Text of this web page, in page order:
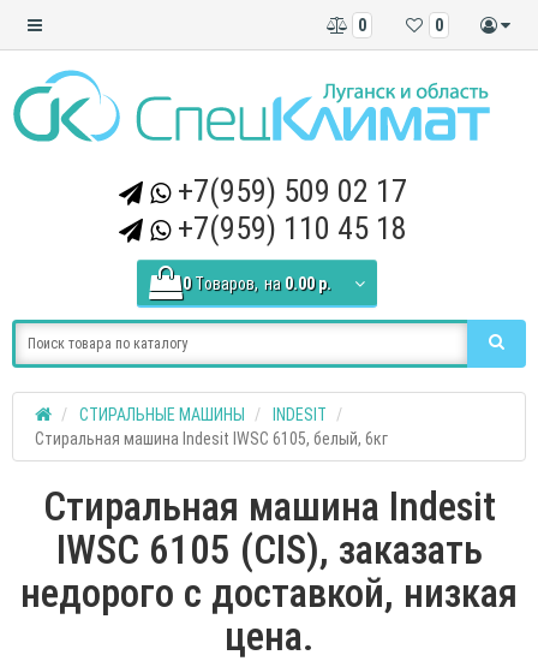
0
0
+7(959) 509 02 17
+7(959) 110 45 18
0 Tоваров, на 0.00 р.
СТИРАЛЬНЫЕ МАШИНЫ
INDESIT
Стиральная машина Indesit IWSC 6105, белый, 6кг
Стиральная машина Indesit
IWSC 6105 (CIS), заказать
недорого с доставкой, низкая
цена.